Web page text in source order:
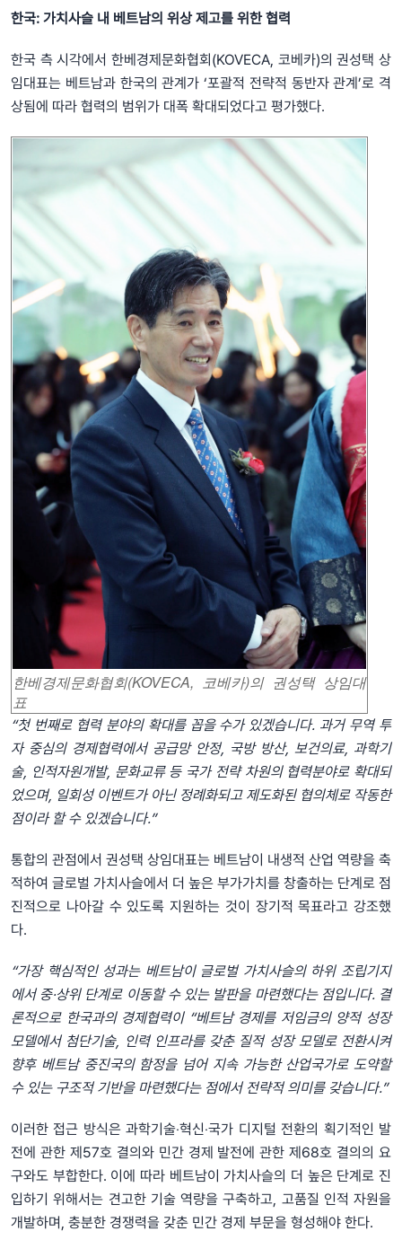
한국: 가치사슬 내 베트남의 위상 제고를 위한 협력
한국 측 시각에서 한베경제문화협회(KOVECA, 코베카)의 권성택 상
임대표는 베트남과 한국의 관계가 ‘포괄적 전략적 동반자 관계’로 격
상됨에 따라 협력의 범위가 대폭 확대되었다고 평가했다.
한베경제문화협회(KOVECA, 코베카)의 권성택 상임대
표
“첫 번째로 협력 분야의 확대를 꼽을 수가 있겠습니다. 과거 무역 투
자 중심의 경제협력에서 공급망 안정, 국방 방산, 보건의료, 과학기
술, 인적자원개발, 문화교류 등 국가 전략 차원의 협력분야로 확대되
었으며, 일회성 이벤트가 아닌 정례화되고 제도화된 협의체로 작동한
점이라 할 수 있겠습니다.”
통합의 관점에서 권성택 상임대표는 베트남이 내생적 산업 역량을 축
적하여 글로벌 가치사슬에서 더 높은 부가가치를 창출하는 단계로 점
진적으로 나아갈 수 있도록 지원하는 것이 장기적 목표라고 강조했
다.
“가장 핵심적인 성과는 베트남이 글로벌 가치사슬의 하위 조립기지
에서 중·상위 단계로 이동할 수 있는 발판을 마련했다는 점입니다. 결
론적으로 한국과의 경제협력이 “베트남 경제를 저임금의 양적 성장
모델에서 첨단기술, 인력 인프라를 갖춘 질적 성장 모델로 전환시켜
향후 베트남 중진국의 함정을 넘어 지속 가능한 산업국가로 도약할
수 있는 구조적 기반을 마련했다는 점에서 전략적 의미를 갖습니다.”
이러한 접근 방식은 과학기술‧혁신‧국가 디지털 전환의 획기적인 발
전에 관한 제57호 결의와 민간 경제 발전에 관한 제68호 결의의 요
구와도 부합한다. 이에 따라 베트남이 가치사슬의 더 높은 단계로 진
입하기 위해서는 견고한 기술 역량을 구축하고, 고품질 인적 자원을
개발하며, 충분한 경쟁력을 갖춘 민간 경제 부문을 형성해야 한다.